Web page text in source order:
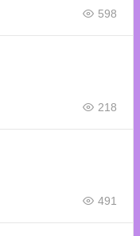
598
218
491